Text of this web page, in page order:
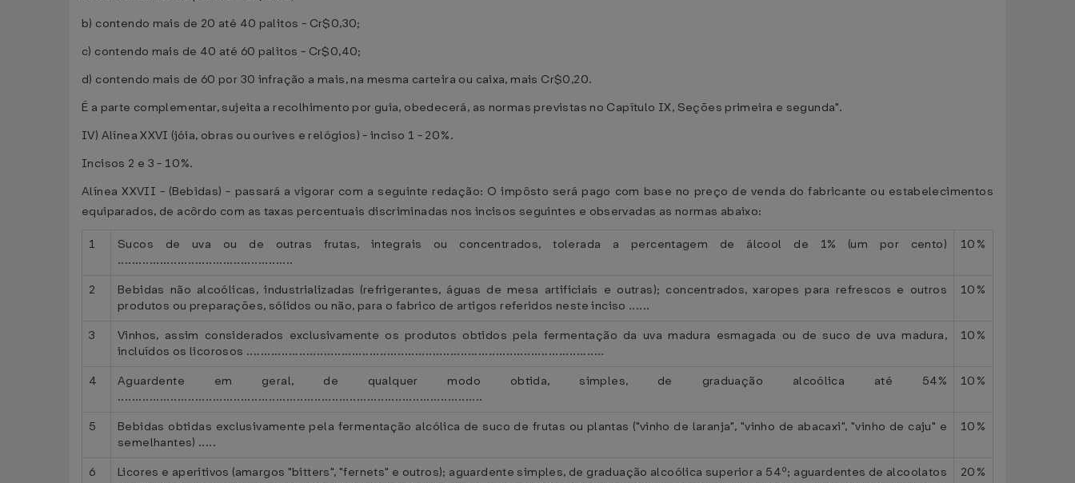
b) contendo mais de 20 até 40 palitos - Cr$0,30;
c) contendo mais de 40 até 60 palitos - Cr$0,40;
d) contendo mais de 60 por 30 infração a mais, na mesma carteira ou caixa, mais Cr$0,20.
É a parte complementar, sujeita a recolhimento por guia, obedecerá, as normas previstas no Capítulo IX, Seções primeira e segunda".
IV) Alínea XXVI (jóia, obras ou ourives e relógios) - inciso 1 - 20%.
Incisos 2 e 3 - 10%.
Alínea XXVII - (Bebidas) - passará a vigorar com a seguinte redação: O impôsto será pago com base no preço de venda do fabricante ou estabelecimentos
equiparados, de acôrdo com as taxas percentuais discriminadas nos incisos seguintes e observadas as normas abaixo:
1
Sucos de uva ou de outras frutas, integrais ou concentrados, tolerada a percentagem de álcool de 1% (um por cento)
..................................................
10%
2
Bebidas não alcoólicas, industrializadas (refrigerantes, águas de mesa artificiais e outras); concentrados, xaropes para refrescos e outros
produtos ou preparações, sólidos ou não, para o fabrico de artigos referidos neste inciso ......
10%
3
Vinhos, assim considerados exclusivamente os produtos obtidos pela fermentação da uva madura esmagada ou de suco de uva madura,
incluídos os licorosos ......................................................................................................
10%
4
Aguardente em geral, de qualquer modo obtida, simples, de graduação alcoólica até 54%
........................................................................................................
10%
5
Bebidas obtidas exclusivamente pela fermentação alcólica de suco de frutas ou plantas ("vinho de laranja", "vinho de abacaxi", "vinho de caju" e
semelhantes) .....
10%
6
Licores e aperitivos (amargos "bitters", "fernets" e outros); aguardente simples, de graduação alcoólica superior a 54º; aguardentes de alcoolatos
20%